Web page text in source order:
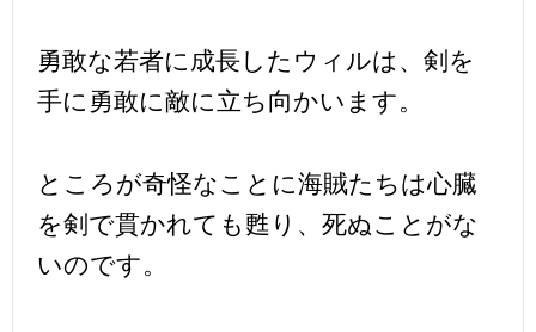
勇敢な若者に成長したウィルは、剣を
手に勇敢に敵に立ち向かいます。
ところが奇怪なことに海賊たちは心臓
を剣で貫かれても甦り、死ぬことがな
いのです。